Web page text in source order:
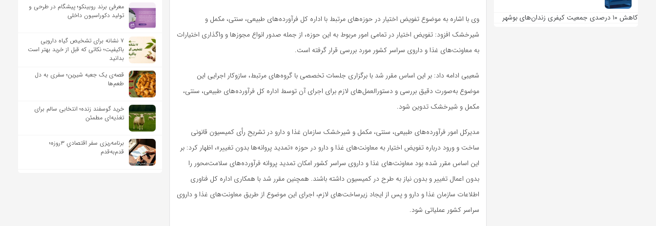
کاهش ۱۰ درصدی جمعیت کیفری زندان‌های بوشهر
وی با اشاره به موضوع تفویض اختیار در حوزه‌های مرتبط با اداره کل فرآورده‌های طبیعی، سنتی، مکمل و
شیرخشک افزود: تفویض اختیار در تمامی امور مربوط به این حوزه، از جمله صدور انواع مجوزها و واگذاری اختیارات
به معاونت‌های غذا و داروی سراسر کشور مورد بررسی قرار گرفته است.
شعیبی ادامه داد: بر این اساس مقرر شد با برگزاری جلسات تخصصی با گروه‌های مرتبط، سازوکار اجرایی این
موضوع به‌صورت دقیق بررسی و دستورالعمل‌های لازم برای اجرای آن توسط اداره کل فرآورده‌های طبیعی، سنتی،
مکمل و شیرخشک تدوین شود.
مدیرکل امور فرآورده‌های طبیعی، سنتی، مکمل و شیرخشک سازمان غذا و دارو در تشریح رأی کمیسیون قانونی
ساخت و ورود درباره تفویض اختیار به معاونت‌های غذا و دارو در حوزه «تمدید پروانه‌ها بدون تغییر»، اظهار کرد: بر
این اساس مقرر شده بود معاونت‌های غذا و داروی سراسر کشور امکان تمدید پروانه فرآورده‌های سلامت‌محور را
بدون اعمال تغییر و بدون نیاز به طرح در کمیسیون داشته باشند. همچنین مقرر شد با همکاری اداره کل فناوری
اطلاعات سازمان غذا و دارو و پس از ایجاد زیرساخت‌های لازم، اجرای این موضوع از طریق معاونت‌های غذا و داروی
سراسر کشور عملیاتی شود.
معرفی برند روبینکو؛ پیشگام در طرحی و
تولید دکوراسیون داخلی
۷ نشانه برای تشخیص گیاه دارویی
باکیفیت؛ نکاتی که قبل از خرید بهتر است
بدانید
قصه‌ی یک جعبه شیرین؛ سفری به دل
طعم‌ها
خرید گوسفند زنده؛ انتخابی سالم برای
تغذیه‌ای مطمئن
برنامه‌ریزی سفر اقتصادیِ ۳روزه؛
قدم‌به‌قدم